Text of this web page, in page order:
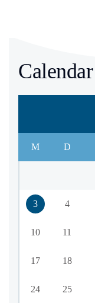
Calendar
M D
3 4
10 11
17 18
24 25